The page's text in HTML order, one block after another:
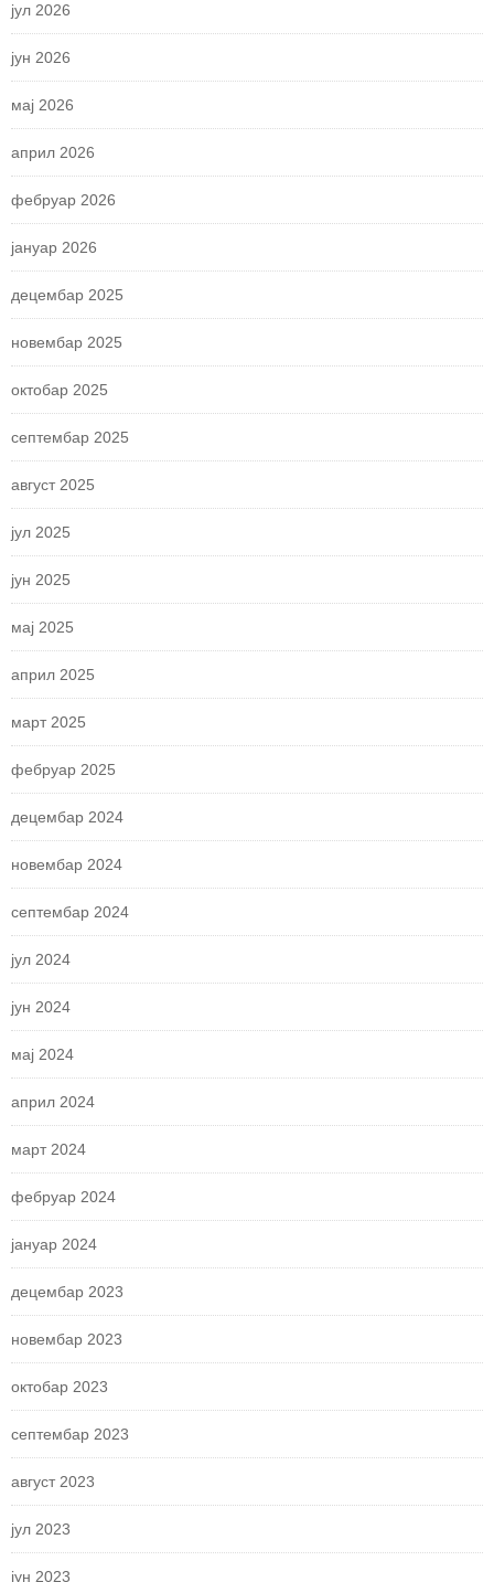
јул 2026
јун 2026
мај 2026
април 2026
фебруар 2026
јануар 2026
децембар 2025
новембар 2025
октобар 2025
септембар 2025
август 2025
јул 2025
јун 2025
мај 2025
април 2025
март 2025
фебруар 2025
децембар 2024
новембар 2024
септембар 2024
јул 2024
јун 2024
мај 2024
април 2024
март 2024
фебруар 2024
јануар 2024
децембар 2023
новембар 2023
октобар 2023
септембар 2023
август 2023
јул 2023
јун 2023